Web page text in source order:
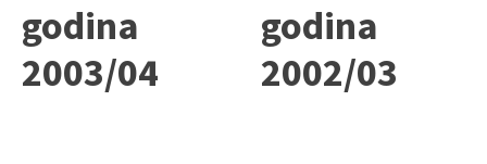
godina
2003/04
godina
2002/03